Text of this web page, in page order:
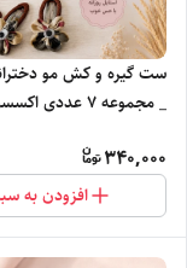
_ مجموعه ۷ عددی اکسسوری مو
340,000
افزودن به